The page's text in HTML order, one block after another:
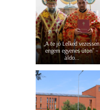
„A te jó Lelked vezessen
engem egyenes úton” –
áldo...